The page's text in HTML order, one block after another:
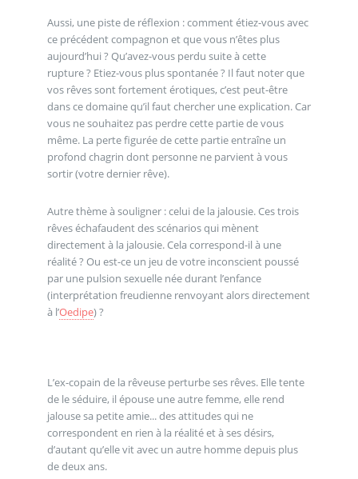
Aussi, une piste de réflexion : comment étiez-vous avec
ce précédent compagnon et que vous n’êtes plus
aujourd’hui ? Qu’avez-vous perdu suite à cette
rupture ? Etiez-vous plus spontanée ? Il faut noter que
vos rêves sont fortement érotiques, c’est peut-être
dans ce domaine qu’il faut chercher une explication. Car
vous ne souhaitez pas perdre cette partie de vous
même. La perte figurée de cette partie entraîne un
profond chagrin dont personne ne parvient à vous
sortir (votre dernier rêve).
Autre thème à souligner : celui de la jalousie. Ces trois
rêves échafaudent des scénarios qui mènent
directement à la jalousie. Cela correspond-il à une
réalité ? Ou est-ce un jeu de votre inconscient poussé
par une pulsion sexuelle née durant l’enfance
(interprétation freudienne renvoyant alors directement
à l’Oedipe) ?
L’ex-copain de la rêveuse perturbe ses rêves. Elle tente
de le séduire, il épouse une autre femme, elle rend
jalouse sa petite amie... des attitudes qui ne
correspondent en rien à la réalité et à ses désirs,
d’autant qu’elle vit avec un autre homme depuis plus
de deux ans.